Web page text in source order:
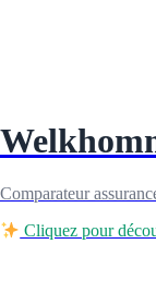
Comparateur
Cliquez pour